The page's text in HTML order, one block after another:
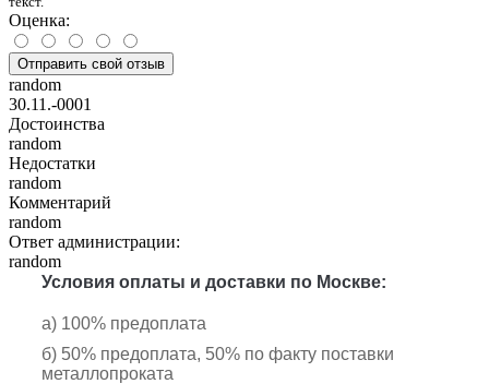
Оценка:
Отправить свой отзыв
random
30.11.-0001
Достоинства
random
Недостатки
random
Комментарий
random
Ответ администрации:
random
Условия оплаты и доставки по Москве:
а) 100% предоплата
б) 50% предоплата, 50% по факту поставки
металлопроката